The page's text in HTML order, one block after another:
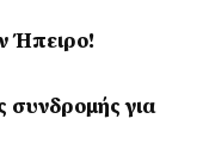
Ήπειρο!
συνδρομής για